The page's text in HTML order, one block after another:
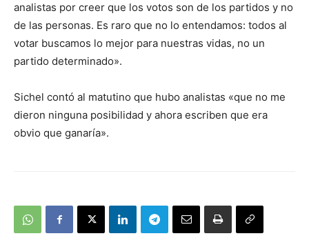
analistas por creer que los votos son de los partidos y no
de las personas. Es raro que no lo entendamos: todos al
votar buscamos lo mejor para nuestras vidas, no un
partido determinado».
Sichel contó al matutino que hubo analistas «que no me
dieron ninguna posibilidad y ahora escriben que era
obvio que ganaría».